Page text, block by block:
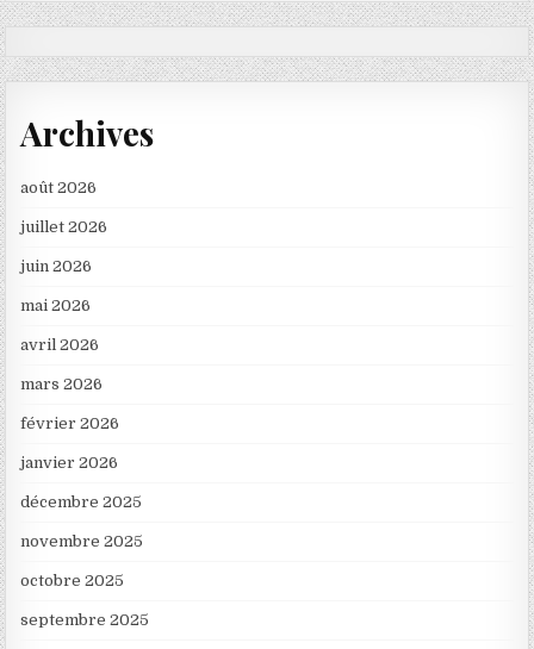
Archives
août 2026
juillet 2026
juin 2026
mai 2026
avril 2026
mars 2026
février 2026
janvier 2026
décembre 2025
novembre 2025
octobre 2025
septembre 2025